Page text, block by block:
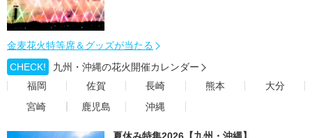
金麦花火特等席＆グッズが当たる
CHECK!
九州・沖縄の花火開催カレンダー
福岡
佐賀 長崎 熊本
大分
宮崎
鹿児島 沖縄